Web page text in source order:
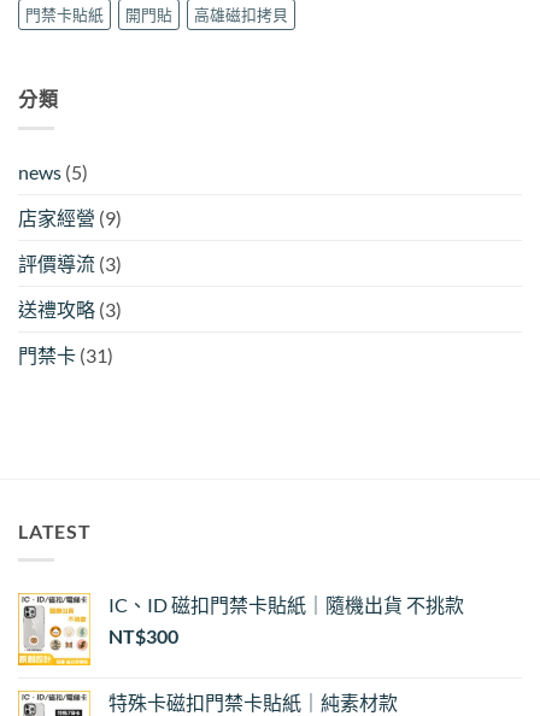
門禁卡貼紙
開門貼 高雄磁扣拷貝
分類
news (5)
店家經營 (9)
評價導流 (3)
送禮攻略 (3)
門禁卡 (31)
LATEST
IC、ID 磁扣門禁卡貼紙｜隨機出貨 不挑款
NT$300
特殊卡磁扣門禁卡貼紙｜純素材款